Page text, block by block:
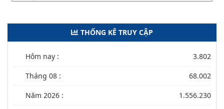
THỐNG KÊ TRUY CẬP
Hôm nay : 3.802
Tháng 08 : 68.002
Năm 2026 : 1.556.230